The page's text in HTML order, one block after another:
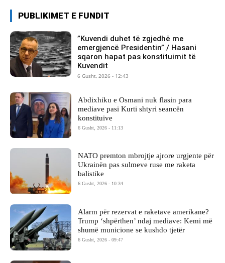
PUBLIKIMET E FUNDIT
​”Kuvendi duhet të zgjedhë me
emergjencë Presidentin” / Hasani
sqaron hapat pas konstituimit të
Kuvendit
6 Gusht, 2026 - 12:43
Abdixhiku e Osmani nuk flasin para
mediave pasi Kurti shtyri seancën
konstituive
6 Gusht, 2026 - 11:13
NATO premton mbrojtje ajrore urgjente për
Ukrainën pas sulmeve ruse me raketa
balistike
6 Gusht, 2026 - 10:34
Alarm për rezervat e raketave amerikane?
Trump ‘shpërthen’ ndaj mediave: Kemi më
shumë municione se kushdo tjetër
6 Gusht, 2026 - 09:47